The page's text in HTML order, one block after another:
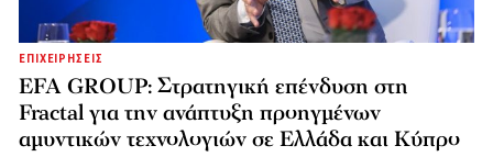
ΕΠΙΧΕΙΡΗΣΕΙΣ
EFA GROUP: Στρατηγική επένδυση στη
Fractal για την ανάπτυξη προηγμένων
αμυντικών τεχνολογιών σε Ελλάδα και Κύπρο